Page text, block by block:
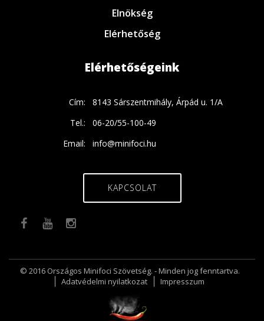
Elnökség
Elérhetőség
Elérhetőségeink
Cím:
8143 Sárszentmihály, Árpád u. 1/A
Tel.:
06-20/55-100-49
Email:
info@minifoci.hu
KAPCSOLAT
© 2016 Országos Minifoci Szövetség. - Minden jog fenntartva.
Adatvédelmi nyilatkozat
Impresszum